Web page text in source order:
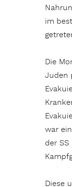
im
Die
Juden
war
der
Diese